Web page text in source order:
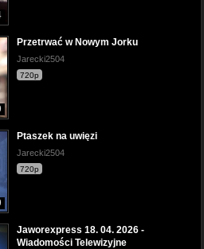
Przetrwać w Nowym Jorku
Jarecki2504
720p
Ptaszek na uwięzi
Jarecki2504
720p
Jaworexpress 18. 04. 2026 -
Wiadomości Telewizyjne